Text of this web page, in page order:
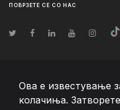
Ова е известување
колачиња.
ПОВРЗЕТЕ СЕ СО НАС
© Авторско право2026 Team